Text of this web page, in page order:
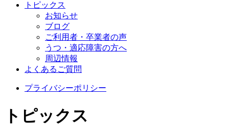
トピックス
お知らせ
ブログ
ご利用者・卒業者の声
うつ・適応障害の方へ
周辺情報
よくあるご質問
プライバシーポリシー
トピックス